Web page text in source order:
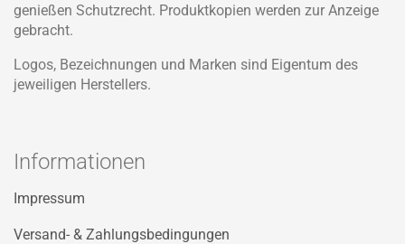
genießen Schutzrecht. Produktkopien werden zur Anzeige
gebracht.
Logos, Bezeichnungen und Marken sind Eigentum des
jeweiligen Herstellers.
Informationen
Impressum
Versand- & Zahlungsbedingungen